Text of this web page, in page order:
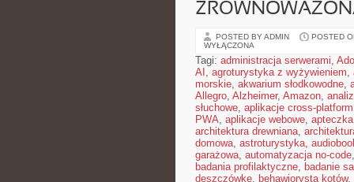
POSTED BY ADMIN POSTED
WYŁĄCZONA
Tagi: administracja serwerami,
AI , agroturystyka z wyżywieniem,
morskie, akwarium słodkowodne,
Allegro, Alzheimer, Amazon,
słuchowe, aplikacje cross-platform
PWA, aplikacje webowe,
architektura drewniana,
domowa, astroturystyka,
garażowa, automatyzacja no-code,
badania profilaktyczne, badanie
deszczówkę, behawiorysta kotów,